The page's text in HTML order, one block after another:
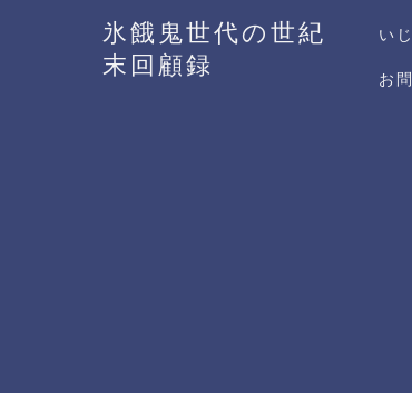
氷餓鬼世代の世紀
末回顧録
い
お